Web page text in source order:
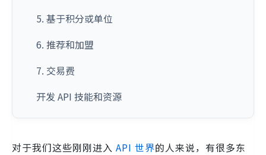
5. 基于积分或单位
6. 推荐和加盟
7. 交易费
开发 API 技能和资源
对于我们这些刚刚进入 API 世界的人来说，有很多东